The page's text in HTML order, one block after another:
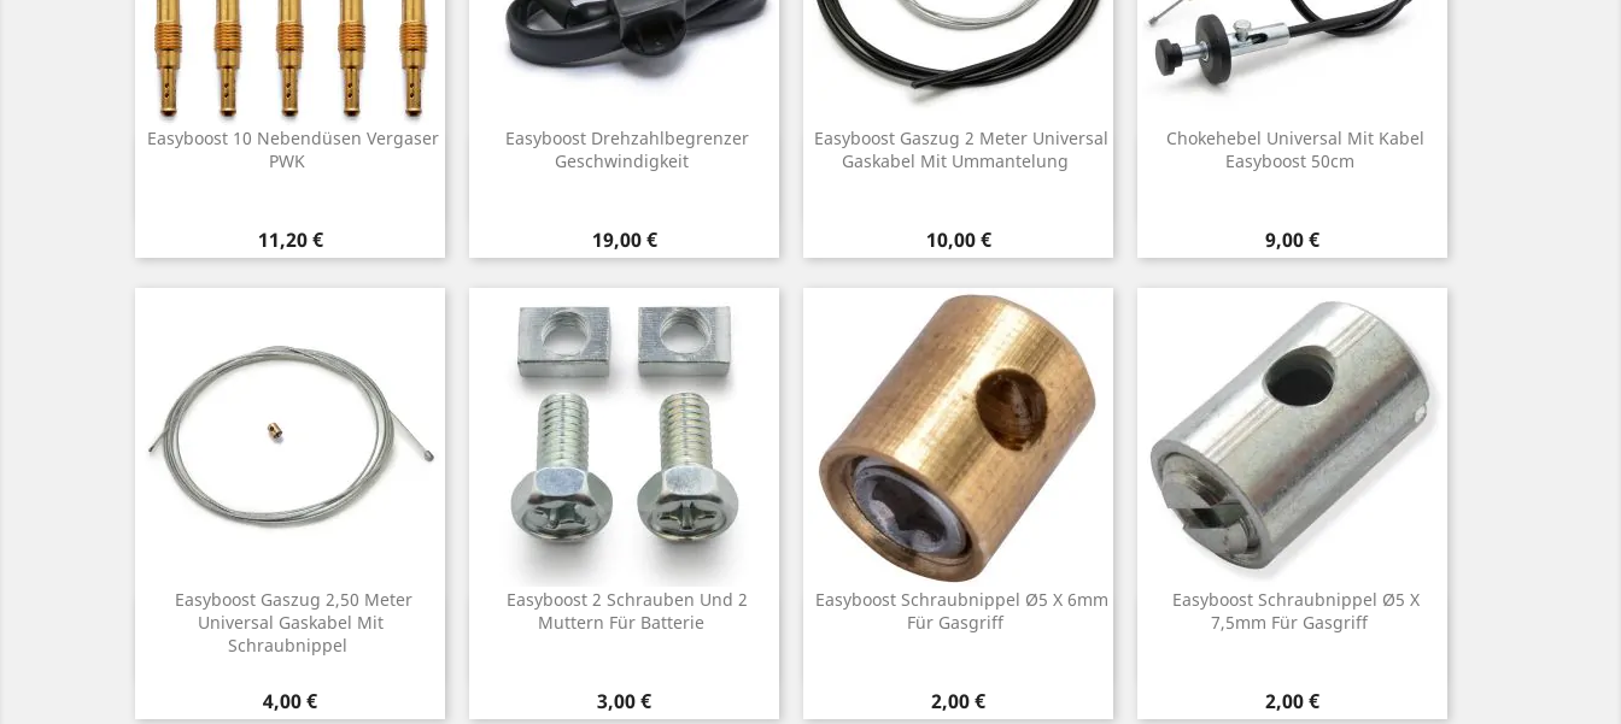
Easyboost 10 Nebendüsen Vergaser
PWK
Preis
11,20 €
Vorschau
Easyboost Drehzahlbegrenzer
Geschwindigkeit
Preis
19,00 €
Vorschau
Easyboost Gaszug 2 Meter Universal
Gaskabel Mit Ummantelung
Preis
10,00 €
Vorschau
Chokehebel Universal Mit Kabel
Easyboost 50cm
Preis
9,00 €
Vorschau
Easyboost Gaszug 2,50 Meter
Universal Gaskabel Mit
Schraubnippel
Preis
4,00 €
Vorschau
Easyboost 2 Schrauben Und 2
Muttern Für Batterie
Preis
3,00 €
Vorschau
Easyboost Schraubnippel Ø5 X 6mm
Für Gasgriff
Preis
2,00 €
Vorschau
Easyboost Schraubnippel Ø5 X
7,5mm Für Gasgriff
Preis
2,00 €
Vorschau